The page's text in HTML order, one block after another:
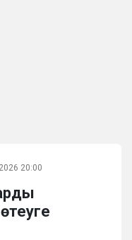
20:00